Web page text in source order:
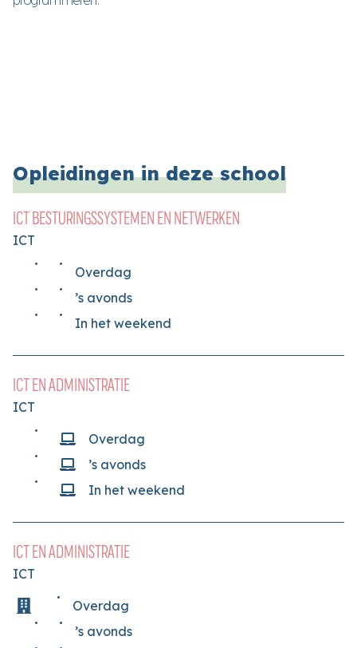
Opleidingen in deze school
ICT BESTURINGSSYSTEMEN EN NETWERKEN
ICT
Overdag
’s avonds
In het weekend
ICT EN ADMINISTRATIE
ICT
Overdag
’s avonds
In het weekend
ICT EN ADMINISTRATIE
ICT
Overdag
’s avonds